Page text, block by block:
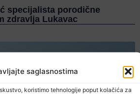
saglasnostima
koristimo tehnologije poput kolačića za
specijalista porodične
zdravlja Lukavac